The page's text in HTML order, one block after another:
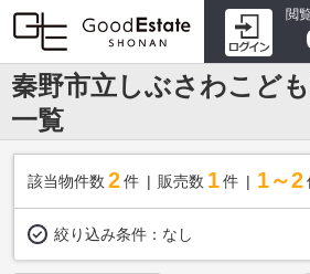
閲
秦野市立しぶさわこど
一覧
該当物件数 2件 販売数 1 件 1～2
絞り込み条件： なし